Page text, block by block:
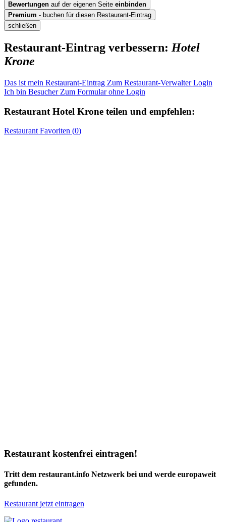
Bewertungen auf der eigenen Seite einbinden
Premium - buchen für diesen Restaurant-Eintrag
schließen
Restaurant-Eintrag verbessern: Hotel
Krone
Das ist mein Restaurant-Eintrag Zum Restaurant-Verwalter Login
Ich bin Besucher Zum Formular ohne Login
Restaurant Hotel Krone teilen und empfehlen:
Restaurant Favoriten (0)
Restaurant kostenfrei eintragen!
Tritt dem restaurant.info Netzwerk bei und werde europaweit
gefunden.
Restaurant jetzt eintragen